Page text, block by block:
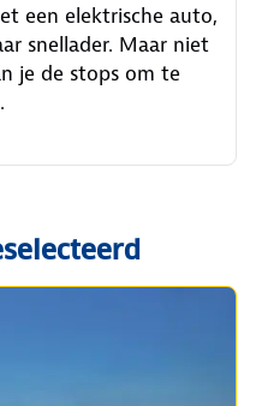
een elektrische auto,
snellader. Maar niet
je de stops om te